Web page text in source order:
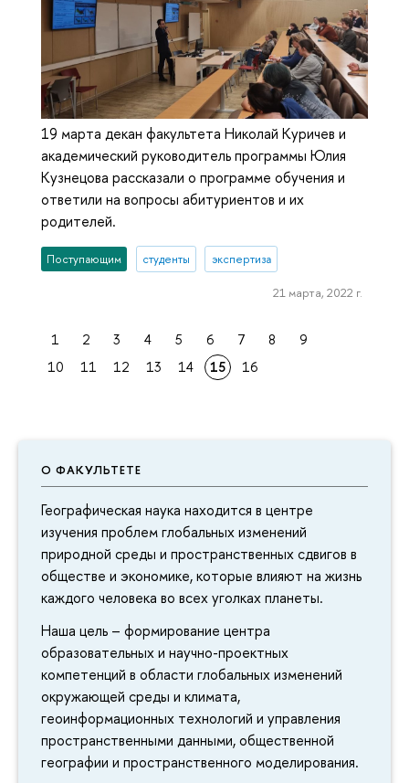
О ФАКУЛЬТЕТЕ
Географическая наука находится в центре
изучения проблем глобальных изменений
природной среды и пространственных сдвигов в
обществе и экономике, которые влияют на жизнь
каждого человека во всех уголках планеты.
Наша цель – формирование центра
образовательных и научно-проектных
компетенций в области глобальных изменений
окружающей среды и климата,
геоинформационных технологий и управления
пространственными данными, общественной
географии и пространственного моделирования.
19 марта декан факультета Николай Куричев и
академический руководитель программы Юлия
Кузнецова рассказали о программе обучения и
ответили на вопросы абитуриентов и их
родителей.
Поступающим студенты экспертиза
21 марта, 2022 г.
1 2 3 4 5 6 7 8
9
10
11 12 13 14 15 16